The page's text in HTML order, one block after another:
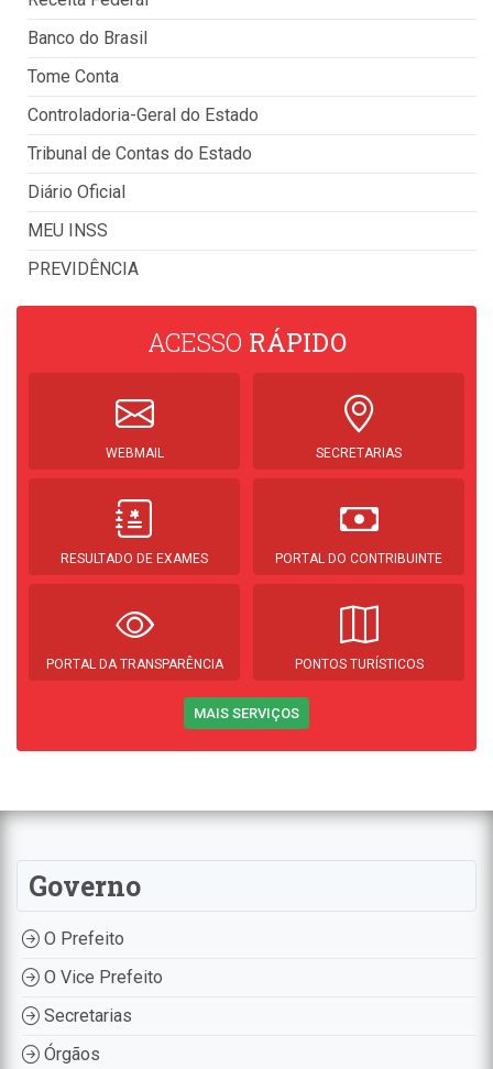
Banco do Brasil
Tome Conta
Controladoria-Geral do Estado
Tribunal de Contas do Estado
Diário Oficial
MEU INSS
PREVIDÊNCIA
ACESSO RÁPIDO
WEBMAIL SECRETARIAS
RESULTADO DE EXAMES PORTAL DO CONTRIBUINTE
PORTAL DA TRANSPARÊNCIA PONTOS TURÍSTICOS
MAIS SERVIÇOS
Governo
O Prefeito
O Vice Prefeito
Secretarias
Órgãos